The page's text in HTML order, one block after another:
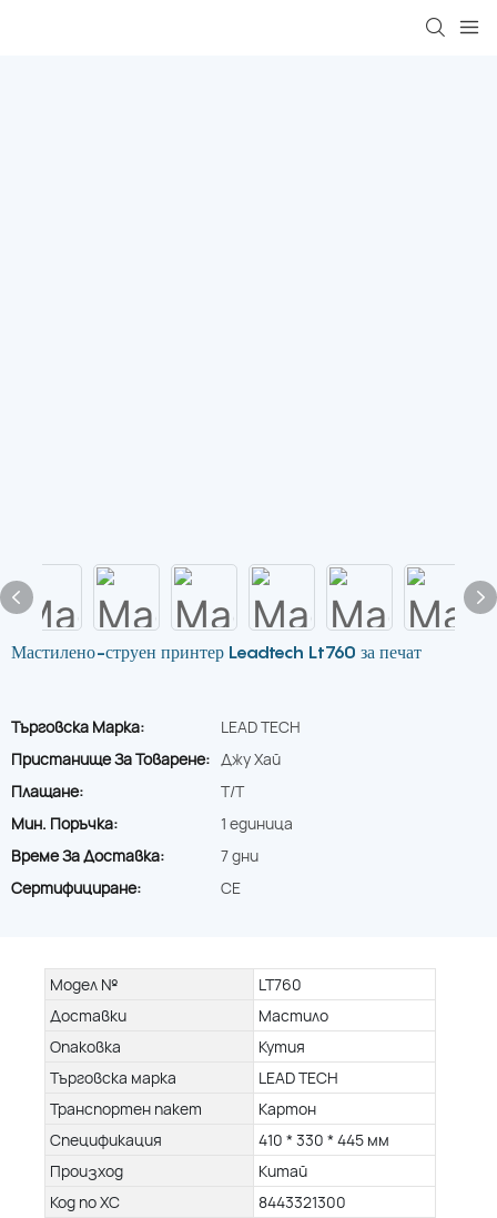
Мастилено-струен принтер Leadtech Lt760 за печат
Търговска Марка:
LEAD TECH
Пристанище За Товарене: Джу Хай
Плащане:
T/T
Мин. Поръчка:
1 единица
Време За Доставка:
7 дни
Сертифициране:
CE
Модел №
LT760
Доставки
Мастило
Опаковка
Кутия
Търговска марка
LEAD TECH
Транспортен пакет
Картон
Спецификация
410 * 330 * 445 мм
Произход
Китай
Код по ХС
8443321300